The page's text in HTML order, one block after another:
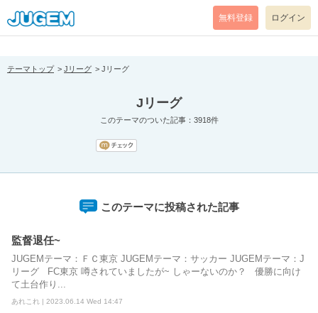
[pear_error: message="Success" code=0 mode=return level=notice
prefix="" info=""]
無料登録 ログイン
テーマトップ Jリーグ Jリーグ
Jリーグ
このテーマのついた記事：3918件
このテーマに投稿された記事
監督退任~
JUGEMテーマ：ＦＣ東京 JUGEMテーマ：サッカー JUGEMテーマ：J
リーグ FC東京 噂されていましたが~ しゃーないのか？ 優勝に向け
て土台作り...
あれこれ | 2023.06.14 Wed 14:47